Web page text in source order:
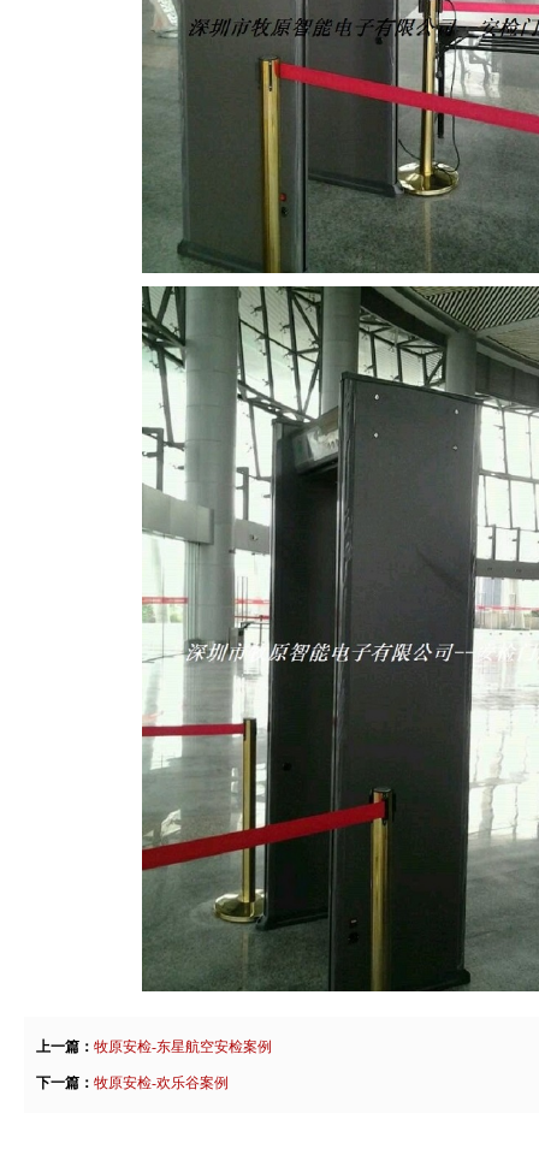
上一篇： 牧原安检-东星航空安检案例
下一篇： 牧原安检-欢乐谷案例